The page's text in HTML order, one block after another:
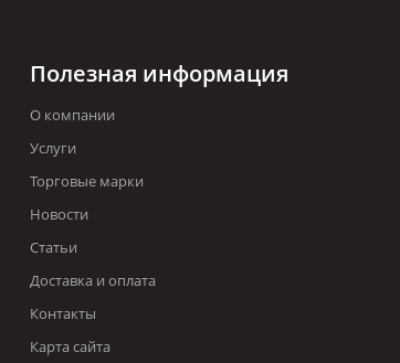
Полезная информация
О компании
Услуги
Торговые марки
Новости
Статьи
Доставка и оплата
Контакты
Карта сайта